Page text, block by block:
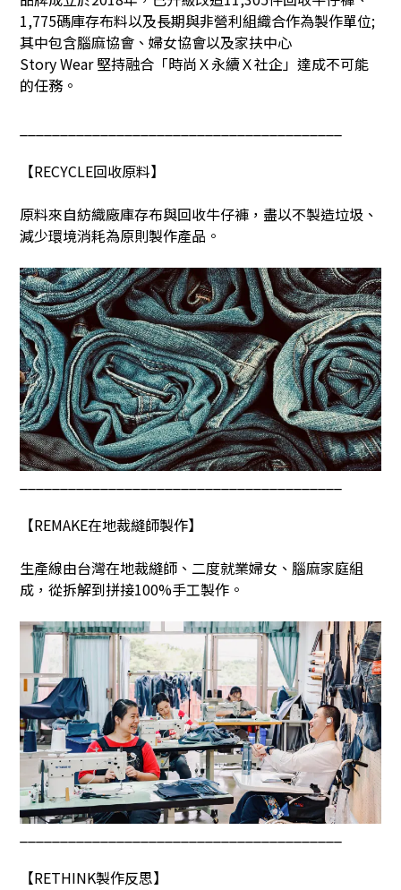
1,775碼庫存布料以及長期與非營利組織合作為製作單位;
其中包含腦麻協會、婦女協會以及家扶中心
Story Wear堅持融合「時尚Ｘ永續Ｘ社企」達成不可能
的任務。
【RECYCLE回收原料】
原料來自紡織廠庫存布與回收牛仔褲，盡以不製造垃圾、
減少環境消耗為原則製作產品。
【REMAKE在地裁縫師製作】
生產線由台灣在地裁縫師、二度就業婦女、腦麻家庭組
成，從拆解到拼接100%手工製作。
【RETHINK製作反思】